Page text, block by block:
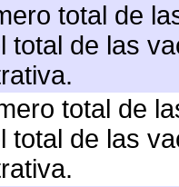
total de
total de las
total de
total de las